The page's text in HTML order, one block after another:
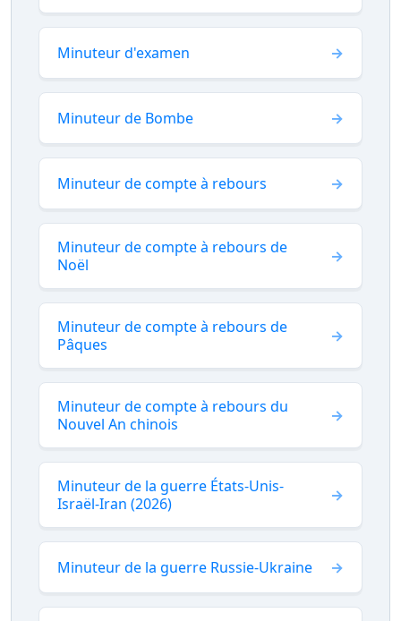
Minuteur d'examen
Minuteur de Bombe
Minuteur de compte à rebours
Minuteur de compte à rebours de
Noël
Minuteur de compte à rebours de
Pâques
Minuteur de compte à rebours du
Nouvel An chinois
Minuteur de la guerre États-Unis-
Israël-Iran (2026)
Minuteur de la guerre Russie-Ukraine